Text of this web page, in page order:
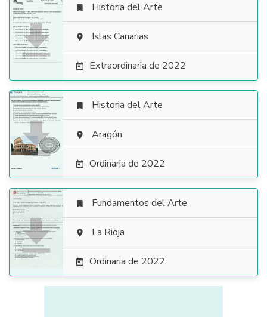

 Historia del Arte
 Islas Canarias
 Extraordinaria de 2022

 Historia del Arte
 Aragón
 Ordinaria de 2022

 Fundamentos del Arte
 La Rioja
 Ordinaria de 2022